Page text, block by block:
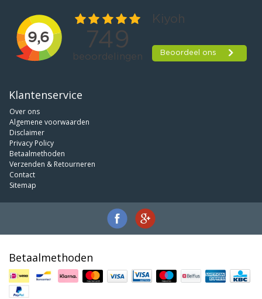
Klantenservice
Over ons
Algemene voorwaarden
Disclaimer
Privacy Policy
Betaalmethoden
Verzenden & Retourneren
Contact
Sitemap
Betaalmethoden